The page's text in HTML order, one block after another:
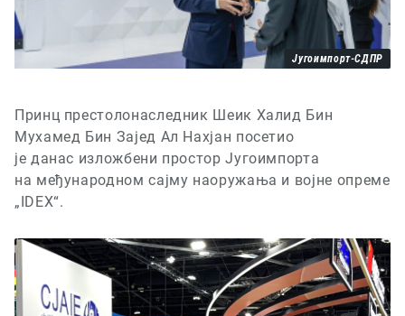
Југоимпорт-СДПР
Принц престолонаследник Шеик Халид Бин
Мухамед Бин Зајед Ал Нахјан посетио
је данас изложбени простор Југоимпорта
на међународном сајму наоружања и војне опреме
„IDEX“.